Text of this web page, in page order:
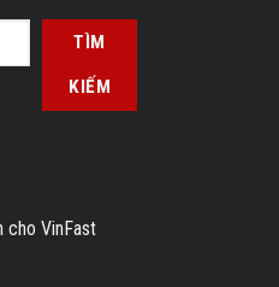
TÌM
KIẾM
cho VinFast